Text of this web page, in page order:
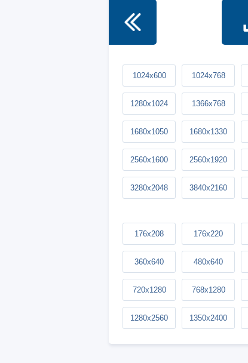
1024x600 1024x768
1280x1024 1366x768
1680x1050 1680x1330
2560x1600 2560x1920
3280x2048 3840x2160
176x208 176x220
360x640 480x640
720x1280 768x1280
1280x2560 1350x2400